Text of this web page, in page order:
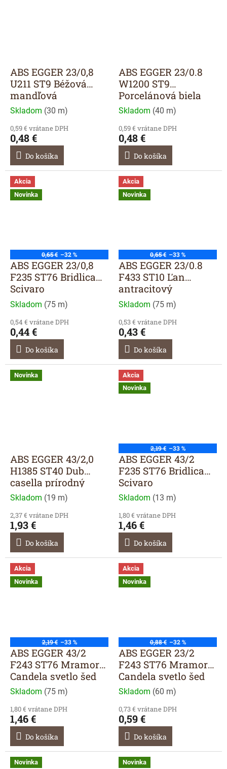
ABS EGGER 23/0,8
U211 ST9 Béžová
mandľová
Skladom (30 m)
0,59 € vrátane DPH
0,48 €
Do košíka
ABS EGGER 23/0.8
W1200 ST9
Porcelánová biela
Skladom (40 m)
0,59 € vrátane DPH
0,48 €
Do košíka
Akcia
Novinka
0,65 € –32 %
ABS EGGER 23/0,8
F235 ST76 Bridlica
Scivaro
Skladom (75 m)
0,54 € vrátane DPH
0,44 €
Do košíka
Akcia
Novinka
0,65 € –33 %
ABS EGGER 23/0.8
F433 ST10 Ľan
antracitový
Skladom (75 m)
0,53 € vrátane DPH
0,43 €
Do košíka
Novinka
ABS EGGER 43/2,0
H1385 ST40 Dub
casella prírodný
Skladom (19 m)
2,37 € vrátane DPH
1,93 €
Do košíka
Akcia
Novinka
2,19 € –33 %
ABS EGGER 43/2
F235 ST76 Bridlica
Scivaro
Skladom (13 m)
1,80 € vrátane DPH
1,46 €
Do košíka
Akcia
Novinka
2,19 € –33 %
ABS EGGER 43/2
F243 ST76 Mramor
Candela svetlo šed
Skladom (75 m)
1,80 € vrátane DPH
1,46 €
Do košíka
Akcia
Novinka
0,88 € –32 %
ABS EGGER 23/2
F243 ST76 Mramor
Candela svetlo šed
Skladom (60 m)
0,73 € vrátane DPH
0,59 €
Do košíka
Novinka Novinka